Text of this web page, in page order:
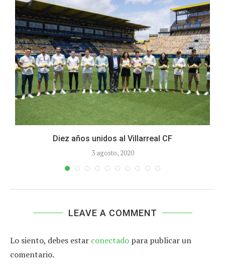
Diez años unidos al Villarreal CF
3 agosto, 2020
LEAVE A COMMENT
Lo siento, debes estar conectado para publicar un
comentario.